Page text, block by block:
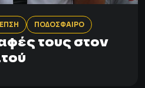
ΠΟΔΟΣΦΑΙΡΟ
τους στον